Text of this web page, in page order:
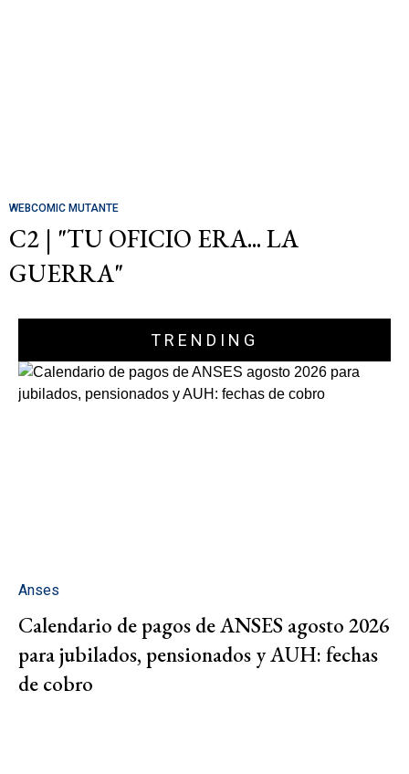
WEBCOMIC MUTANTE
C2 | "TU OFICIO ERA... LA
GUERRA"
TRENDING
Anses
Calendario de pagos de ANSES agosto 2026
para jubilados, pensionados y AUH: fechas
de cobro